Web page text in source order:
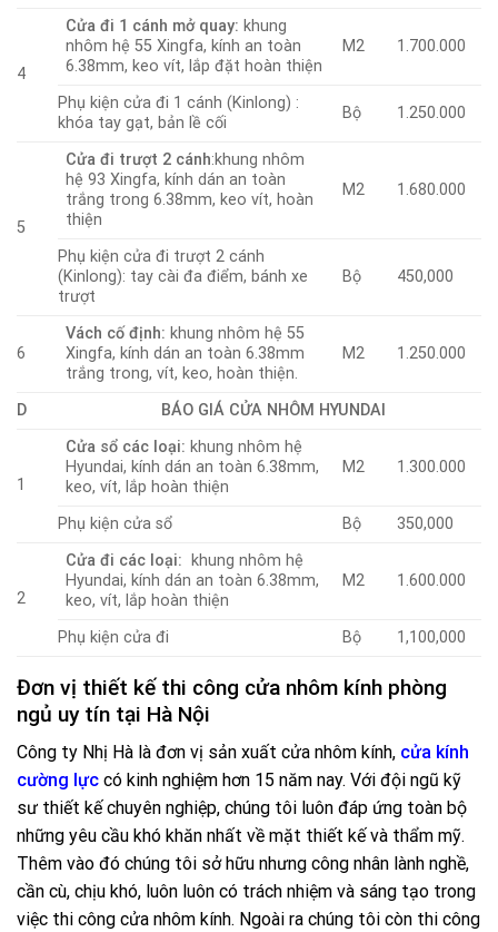
4
Cửa đi 1 cánh mở quay: khung
nhôm hệ 55 Xingfa, kính an toàn
6.38mm, keo vít, lắp đặt hoàn thiện
M2 1.700.000
Phụ kiện cửa đi 1 cánh (Kinlong) :
khóa tay gạt, bản lề cối
Bộ 1.250.000
5
Cửa đi trượt 2 cánh:khung nhôm
hệ 93 Xingfa, kính dán an toàn
trắng trong 6.38mm, keo vít, hoàn
thiện
M2 1.680.000
Phụ kiện cửa đi trượt 2 cánh
(Kinlong): tay cài đa điểm, bánh xe
trượt
Bộ 450,000
6
Vách cố định: khung nhôm hệ 55
Xingfa, kính dán an toàn 6.38mm
trắng trong, vít, keo, hoàn thiện.
M2 1.250.000
D BÁO GIÁ CỬA NHÔM HYUNDAI
1
Cửa sổ các loại: khung nhôm hệ
Hyundai, kính dán an toàn 6.38mm,
keo, vít, lắp hoàn thiện
M2 1.300.000
Phụ kiện cửa sổ Bộ 350,000
2
Cửa đi các loại:
khung nhôm hệ
Hyundai, kính dán an toàn 6.38mm,
keo, vít, lắp hoàn thiện
M2 1.600.000
Phụ kiện cửa đi Bộ 1,100,000
Đơn vị thiết kế thi công cửa nhôm kính phòng
ngủ uy tín tại Hà Nội
Công ty Nhị Hà là đơn vị sản xuất cửa nhôm kính, cửa kính
cường lực có kinh nghiệm hơn 15 năm nay. Với đội ngũ kỹ
sư thiết kế chuyên nghiệp, chúng tôi luôn đáp ứng toàn bộ
những yêu cầu khó khăn nhất về mặt thiết kế và thẩm mỹ.
Thêm vào đó chúng tôi sở hữu nhưng công nhân lành nghề,
cần cù, chịu khó, luôn luôn có trách nhiệm và sáng tạo trong
việc thi công cửa nhôm kính. Ngoài ra chúng tôi còn thi công